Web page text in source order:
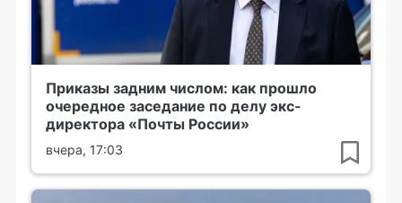
Приказы задним числом: как прошло
очередное заседание по делу экс-
директора «Почты России»
вчера, 17:03